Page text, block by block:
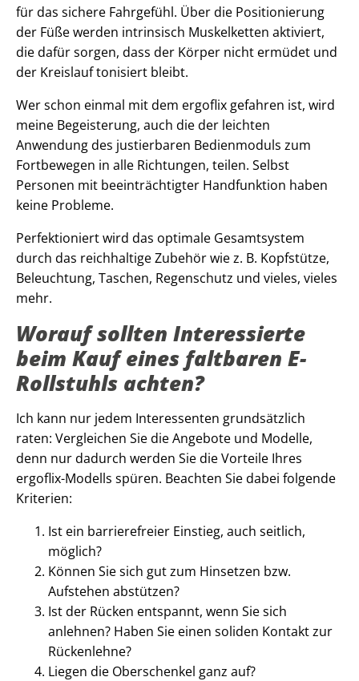
für das sichere Fahrgefühl. Über die Positionierung
der Füße werden intrinsisch Muskelketten aktiviert,
die dafür sorgen, dass der Körper nicht ermüdet und
der Kreislauf tonisiert bleibt.
Wer schon einmal mit dem ergoflix gefahren ist, wird
meine Begeisterung, auch die der leichten
Anwendung des justierbaren Bedienmoduls zum
Fortbewegen in alle Richtungen, teilen. Selbst
Personen mit beeinträchtigter Handfunktion haben
keine Probleme.
Perfektioniert wird das optimale Gesamtsystem
durch das reichhaltige Zubehör wie z. B. Kopfstütze,
Beleuchtung, Taschen, Regenschutz und vieles, vieles
mehr.
Worauf sollten Interessierte
beim Kauf eines faltbaren E-
Rollstuhls achten?
Ich kann nur jedem Interessenten grundsätzlich
raten: Vergleichen Sie die Angebote und Modelle,
denn nur dadurch werden Sie die Vorteile Ihres
ergoflix-Modells spüren. Beachten Sie dabei folgende
Kriterien:
Ist ein barrierefreier Einstieg, auch seitlich,
möglich?
Können Sie sich gut zum Hinsetzen bzw.
Aufstehen abstützen?
Ist der Rücken entspannt, wenn Sie sich
anlehnen? Haben Sie einen soliden Kontakt zur
Rückenlehne?
Liegen die Oberschenkel ganz auf?